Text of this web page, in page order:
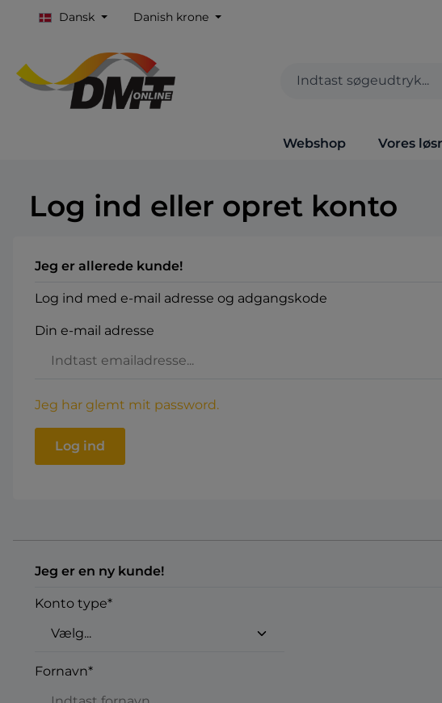
Dansk Danish krone
Webshop Vores
Log ind eller opret konto
Jeg er allerede kunde!
Log ind med e-mail adresse og adgangskode
Din e-mail adresse
Jeg har glemt mit password.
Log ind
Jeg er en ny kunde!
Personlige oplysninger
Konto type*
Fornavn*